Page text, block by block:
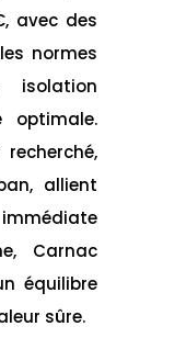
avec des
normes
optimale.
allient
Carnac
équilibre
sûre.